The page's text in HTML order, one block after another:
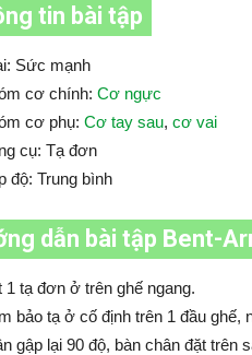
tin bài tập
Sức mạnh
cơ chính: Cơ ngực
cơ phụ: Cơ tay sau, cơ vai
cụ: Tạ đơn
độ: Trung bình
dẫn bài tập Bent-
1 tạ đơn ở trên ghế ngang.
bảo tạ ở cố định trên 1 đầu ghế,
gập lại 90 độ, bàn chân đặt trên